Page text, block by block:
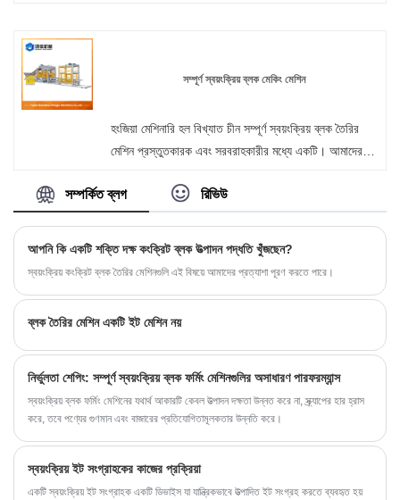
হল প্রাচীর প্যানেল মেশিন প্রস্তুতকারক এবং চীনে সরবরাহকারী।
সম্পূর্ণ স্বয়ংক্রিয় ব্লক মেকিং মেশিন
হংজিয়া মেশিনারি হল বিখ্যাত চীন সম্পূর্ণ স্বয়ংক্রিয় ব্লক তৈরির
মেশিন প্রস্তুতকারক এবং সরবরাহকারীর মধ্যে একটি। আমাদের
মেশিনারি থেকে ইট তৈরির মেশিন কিনতে স্বাগতম। গ্রাহকদের
সম্পর্কিত ব্লগ রিভিউ
আপনি কি একটি শক্তি দক্ষ কংক্রিট ব্লক উত্পাদন পদ্ধতি খুঁজছেন?
স্বয়ংক্রিয় কংক্রিট ব্লক তৈরির মেশিনগুলি এই বিষয়ে আমাদের প্রত্যাশা পূরণ করতে পারে।
ব্লক তৈরির মেশিন একটি ইট মেশিন নয়
নির্ভুলতা শেপিং: সম্পূর্ণ স্বয়ংক্রিয় ব্লক ফর্মিং মেশিনগুলির অসাধারণ পারফরম্যান্স
স্বয়ংক্রিয় ব্লক ফর্মিং মেশিনের যথার্থ আকারটি কেবল উত্পাদন দক্ষতা উন্নত করে না, স্ক্র্যাপের হার হ্রাস
করে, তবে পণ্যের গুণমান এবং বাজারের প্রতিযোগিতামূলকতার উন্নতি করে।
স্বয়ংক্রিয় ইট সংগ্রাহকের কাজের প্রক্রিয়া
একটি স্বয়ংক্রিয় ইট সংগ্রাহক একটি ডিভাইস যা যান্ত্রিকভাবে উত্পাদিত ইট সংগ্রহ করতে ব্যবহৃত হয়